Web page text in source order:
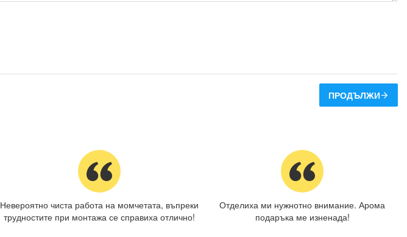
ПРОДЪЛЖИ
Невероятно чиста работа на момчетата, въпреки
трудностите при монтажа се справиха отлично!
Отделиха ми нужнотно внимание. Арома
подаръка ме изненада!